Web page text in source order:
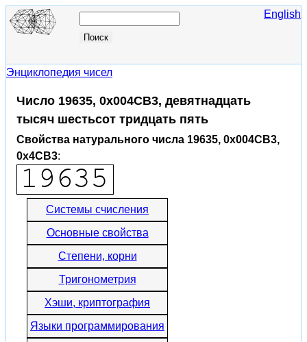
English
Энциклопедия чисел
Число 19635, 0x004CB3, девятнадцать
тысяч шестьсот тридцать пять
Свойства натурального числа 19635, 0x004CB3,
0x4CB3:
Системы счисления
Основные свойства
Степени, корни
Тригонометрия
Хэши, криптография
Языки программирования